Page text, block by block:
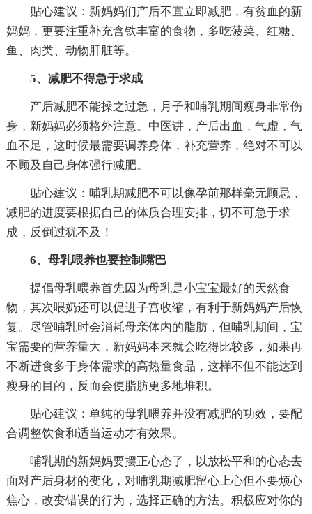
贴心建议：新妈妈们产后不宜立即减肥，有贫血的新
妈妈，更要注重补充含铁丰富的食物，多吃菠菜、红糖、
鱼、肉类、动物肝脏等。
5、减肥不得急于求成
产后减肥不能操之过急，月子和哺乳期间瘦身非常伤
身，新妈妈必须格外注意。中医讲，产后出血，气虚，气
血不足，这时候最需要调养身体，补充营养，绝对不可以
不顾及自己身体强行减肥。
贴心建议：哺乳期减肥不可以像孕前那样毫无顾忌，
减肥的进度要根据自己的体质合理安排，切不可急于求
成，反倒过犹不及！
6、母乳喂养也要控制嘴巴
提倡母乳喂养首先因为母乳是小宝宝最好的天然食
物，其次喂奶还可以促进子宫收缩，有利于新妈妈产后恢
复。尽管哺乳时会消耗母亲体内的脂肪，但哺乳期间，宝
宝需要的营养量大，新妈妈本来就会吃得比较多，如果再
不断进食多于身体需求的高热量食品，这样不但不能达到
瘦身的目的，反而会使脂肪更多地堆积。
贴心建议：单纯的母乳喂养并没有减肥的功效，要配
合调整饮食和适当运动才有效果。
哺乳期的新妈妈要摆正心态了，以放松平和的心态去
面对产后身材的变化，对哺乳期减肥留心上心但不要烦心
焦心，改变错误的行为，选择正确的方法。积极应对你的